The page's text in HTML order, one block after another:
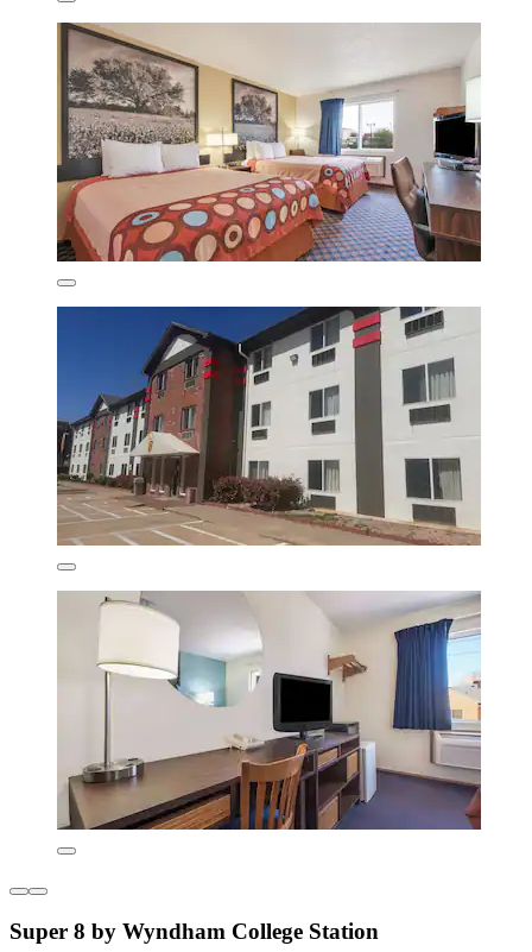
Super 8 by Wyndham College Station